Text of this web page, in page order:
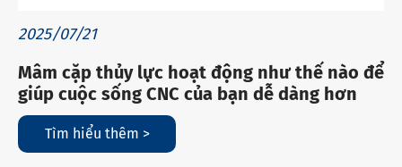
2025/07/21
Mâm cặp thủy lực hoạt động như thế nào để
giúp cuộc sống CNC của bạn dễ dàng hơn
Tìm hiểu thêm >